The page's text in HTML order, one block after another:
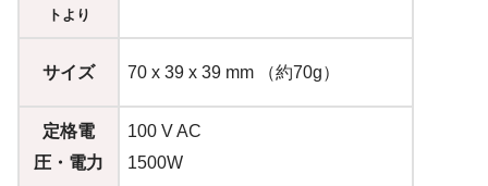
トより
サイズ 70 x 39 x 39 mm （約70g）
定格電
圧・電力
100 V AC
1500W